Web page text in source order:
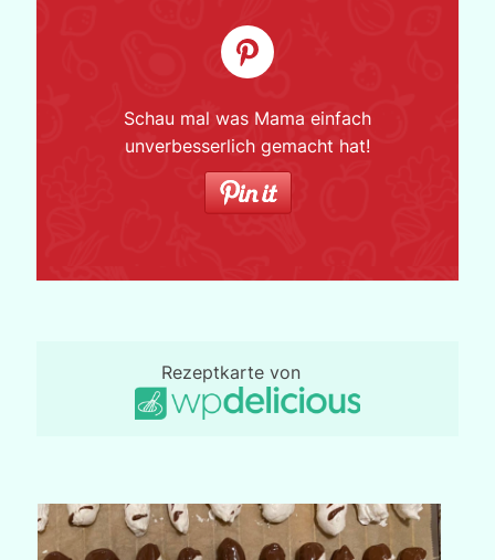
Schau mal was Mama einfach
unverbesserlich gemacht hat!
Rezeptkarte von